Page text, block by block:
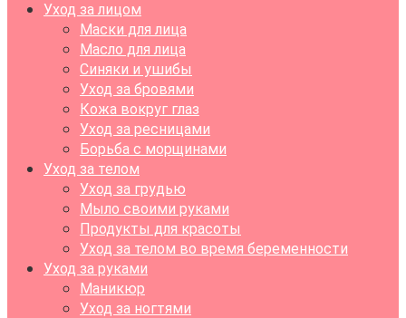
Уход за лицом
Маски для лица
Масло для лица
Синяки и ушибы
Уход за бровями
Кожа вокруг глаз
Уход за ресницами
Борьба с морщинами
Уход за телом
Уход за грудью
Мыло своими руками
Продукты для красоты
Уход за телом во время беременности
Уход за руками
Маникюр
Уход за ногтями